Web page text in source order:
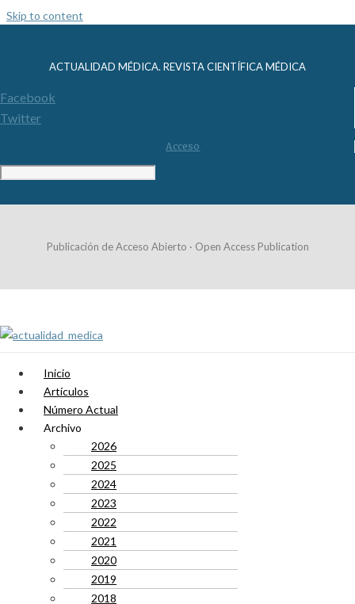
Skip to content
ACTUALIDAD MÉDICA. REVISTA CIENTÍFICA MÉDICA
Facebook
Twitter
Acceso
Publicación de Acceso Abierto · Open Access Publication
Inicio
Artículos
Número Actual
Archivo
2026
2025
2024
2023
2022
2021
2020
2019
2018